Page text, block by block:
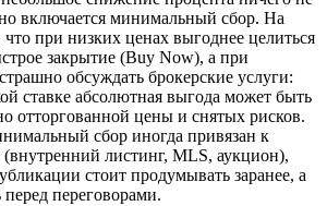
включается минимальный сбор. На
что при низких ценах выгоднее целиться
закрытие (Buy Now), а при
обсуждать брокерские услуги:
ставке абсолютная выгода может быть
отторгованной цены и снятых рисков.
сбор иногда привязан к
листинг, MLS, аукцион),
стоит продумывать заранее, а
переговорами.